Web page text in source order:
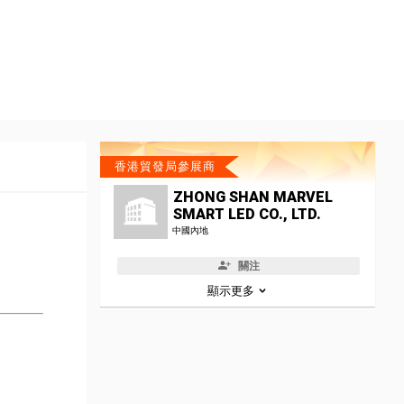
香港貿發局參展商
ZHONG SHAN MARVEL
SMART LED CO., LTD.
中國內地
關注
顯示更多